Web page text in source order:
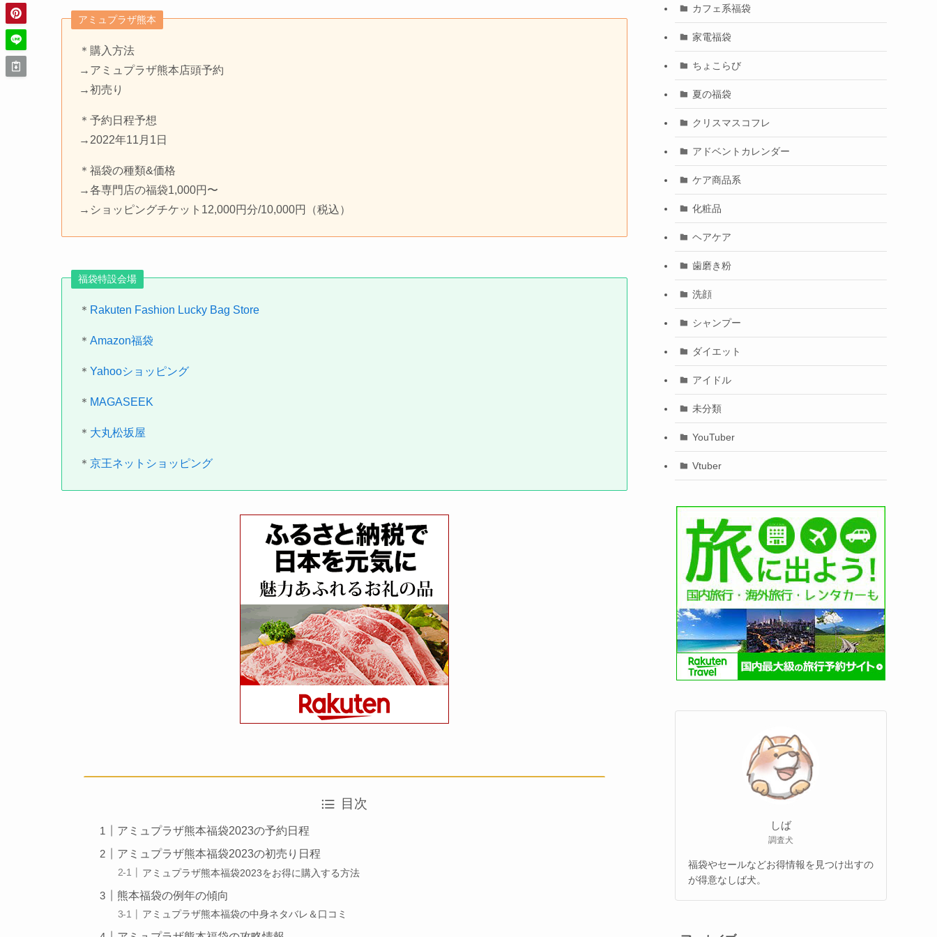
アミュプラザ熊本
＊購入方法
→アミュプラザ熊本店頭予約
→初売り
＊予約日程予想
→2022年11月1日
＊福袋の種類&価格
→各専門店の福袋1,000円〜
→ショッピングチケット12,000円分/10,000円（税込）
福袋特設会場
＊ Rakuten Fashion Lucky Bag Store
＊ Amazon福袋
＊ Yahooショッピング
＊ MAGASEEK
＊ 大丸松坂屋
＊ 京王ネットショッピング
目次
アミュプラザ熊本福袋2023の予約日程
アミュプラザ熊本福袋2023の初売り日程
アミュプラザ熊本福袋2023をお得に購入する方法
熊本福袋の例年の傾向
アミュプラザ熊本福袋の中身ネタバレ＆口コミ
カフェ系福袋
家電福袋
ちょこらび
夏の福袋
クリスマスコフレ
アドベントカレンダー
ケア商品系
化粧品
ヘアケア
歯磨き粉
洗顔
シャンプー
ダイエット
アイドル
未分類
YouTuber
Vtuber
しば
調査犬
福袋やセールなどお得情報を見つけ出すの
が得意なしば犬。